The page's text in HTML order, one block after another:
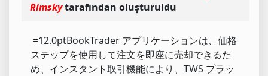
Rimskytarafından oluşturuldu
=12.0ptBookTrader アプリケーションは、価格
ステップを使用して注文を即座に売却できるた
め、インスタント取引機能により、TWS プラッ